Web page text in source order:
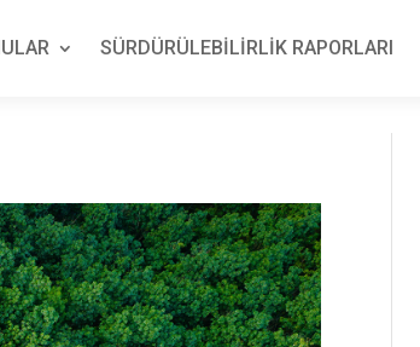
SÜRDÜRÜLEBİLİRLİK RAPORLARI